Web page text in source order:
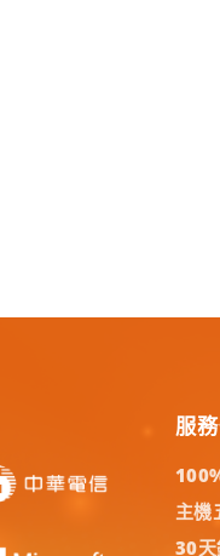
服
主機
30天